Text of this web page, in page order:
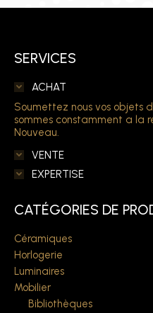
SERVICES
ACHAT
Soumettez nous vos objets
sommes constamment a la
Nouveau.
VENTE
EXPERTISE
CATÉGORIES DE
Céramiques
Horlogerie
Luminaires
Mobilier
Bibliothèques